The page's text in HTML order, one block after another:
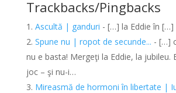
Trackbacks/Pingbacks
Ascultă | ganduri - […] la Eddie în […]
Spune nu | ropot de secunde... - […]
nu e basta! Mergeţi la Eddie, la jubileu.
joc – şi nu-i…
Mireasmă de hormoni în libertate |